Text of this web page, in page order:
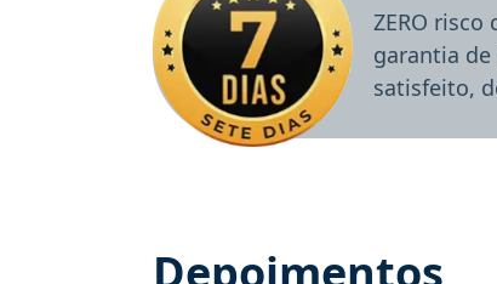
ZERO
garantia de
satisfeito,
Depoimentos